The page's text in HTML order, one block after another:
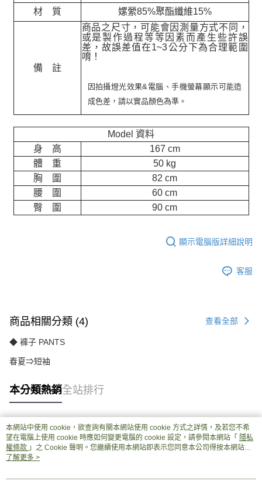
材 質
嫘縈85%聚酯纖維15%
備 註
商品之尺寸，可能會因測量方式不同，
或是製作過程等等因素而產生些許誤
差，故誤差值在1~3公分下為合理範圍
唷！
因拍攝燈光效果&電腦、手機螢幕顯示可能造
成色差，請以實品顏色為準。
Model 資料
身 高
167 cm
體 重
50 kg
胸 圍
82 cm
腰 圍
60 cm
臀 圍
90 cm
顯示電腦版詳細說明
客服
商品相關分類 (4) 查看全部
◆ 褲子 PANTS
春夏⇒短袖
本分類熱銷全站排行
熱門標籤
本網站中使用 cookie，欲查詢有關本網站使用 cookie 方式之詳情，及若您不希
望在電腦上使用 cookie 時應如何變更電腦的 cookie 設定，請參閱本網站「 隱私
權條款 」之 Cookie 聲明。您繼續使用本網站即表示您同意本公司得按本網站使
用條款之 Cookie 聲明使用 cookie。
了解更多 >